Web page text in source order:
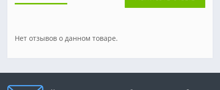
Нет отзывов о данном товаре.